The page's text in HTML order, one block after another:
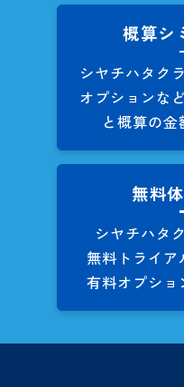
概算シ
シヤチハタク
オプションな
と概算の金
無料
シヤチハタ
無料トライア
有料オプショ